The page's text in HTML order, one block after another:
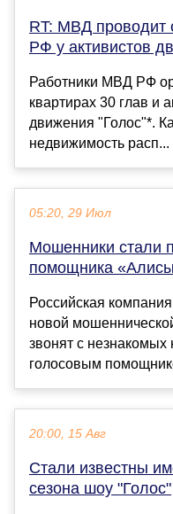
RT: МВД проводит
РФ у активистов
Работники МВД РФ
квартирах 30 глав и
движения "Голос"*.
недвижимость расп...
05:20, 29 Июл
Мошенники стали
помощника
Российская
новой
звонят с
голосовым
20:00, 15 Авг
Стали известны
сезона шоу "Голос"